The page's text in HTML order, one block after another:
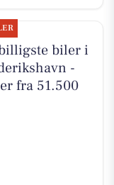
biler i
-
fra 51.500